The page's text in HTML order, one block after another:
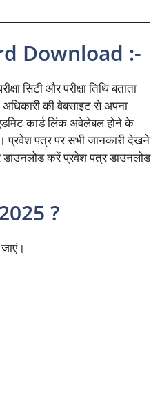
Download :-
सिटी और परीक्षा तिथि बताता
की वेबसाइट से अपना
कार्ड लिंक अवेलेबल होने के
प्रवेश पत्र पर सभी जानकारी देखने
डाउनलोड करें प्रवेश पत्र डाउनलोड
?